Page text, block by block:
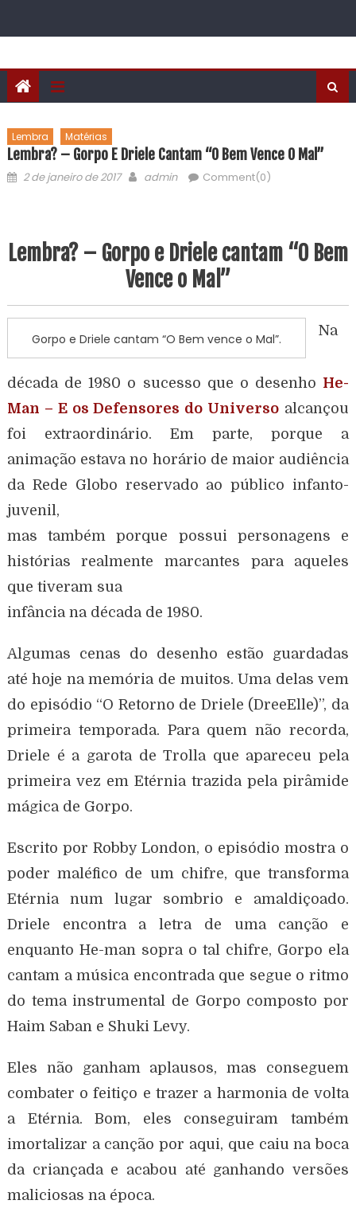
Lembra Matérias
Lembra? – Gorpo E Driele Cantam “O Bem Vence O Mal”
2 de janeiro de 2017 admin Comment(0)
Lembra? – Gorpo e Driele cantam “O Bem
Vence o Mal”
Gorpo e Driele cantam “O Bem vence o Mal”.
Na
década de 1980 o sucesso que o desenho He-
Man – E os Defensores do Universo alcançou
foi extraordinário. Em parte, porque a
animação estava no horário de maior audiência
da Rede Globo reservado ao público infanto-
juvenil,
mas também porque possui personagens e
histórias realmente marcantes para aqueles
que tiveram sua
infância na década de 1980.
Algumas cenas do desenho estão guardadas
até hoje na memória de muitos. Uma delas vem
do episódio “O Retorno de Driele (DreeElle)”, da
primeira temporada. Para quem não recorda,
Driele é a garota de Trolla que apareceu pela
primeira vez em Etérnia trazida pela pirâmide
mágica de Gorpo.
Escrito por Robby London, o episódio mostra o
poder maléfico de um chifre, que transforma
Etérnia num lugar sombrio e amaldiçoado.
Driele encontra a letra de uma canção e
enquanto He-man sopra o tal chifre, Gorpo ela
cantam a música encontrada que segue o ritmo
do tema instrumental de Gorpo composto por
Haim Saban e Shuki Levy.
Eles não ganham aplausos, mas conseguem
combater o feitiço e trazer a harmonia de volta
a Etérnia. Bom, eles conseguiram também
imortalizar a canção por aqui, que caiu na boca
da criançada e acabou até ganhando versões
maliciosas na época.